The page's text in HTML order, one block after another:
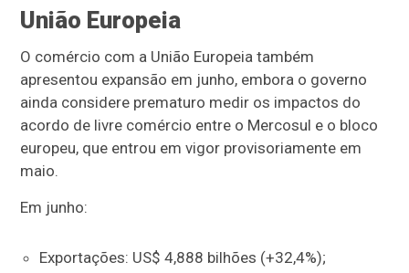
União Europeia
O comércio com a União Europeia também
apresentou expansão em junho, embora o governo
ainda considere prematuro medir os impactos do
acordo de livre comércio entre o Mercosul e o bloco
europeu, que entrou em vigor provisoriamente em
maio.
Em junho:
Exportações: US$ 4,888 bilhões (+32,4%);